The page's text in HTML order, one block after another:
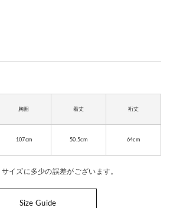
胸囲 着丈 裄丈
107cm 50.5cm 64cm
イズに多少の誤差がございます。
Size Guide